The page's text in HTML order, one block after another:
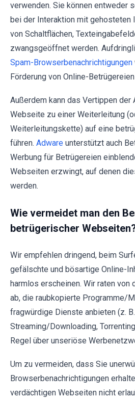
verwenden. Sie können entweder
bei der Interaktion mit gehosteten
von Schaltflächen,
zwangsgeöffnet werden.
Spam-Browserbenachrichtigungen
Förderung von Online-
Außerdem kann das Vertippen der
Webseite zu einer Weiterleitung
Weiterleitungskette) auf eine
führen. Adware unterstützt auch
Werbung für Betrügereien
Webseiten erzwingt, auf denen
werden.
Wie vermeidet man den
betrügerischer
Wir empfehlen dringend, beim
gefälschte und bösartige Online-
harmlos erscheinen. Wir raten von
ab, die raubkopierte Programme/
fragwürdige Dienste anbieten (z.
Streaming/Downloading,
Regel über unseriöse
Um zu vermeiden, dass Sie
Browserbenachrichtigungen
verdächtigen Webseiten nicht